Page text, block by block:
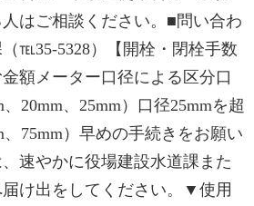
はご相談ください。■問い合わ
℡35-5328）【開栓・閉栓手数
額メーター口径による区分口
20mm、25mm）口径25mmを超
、75mm）早めの手続きをお願い
速やかに役場建設水道課また
け出をしてください。▼使用